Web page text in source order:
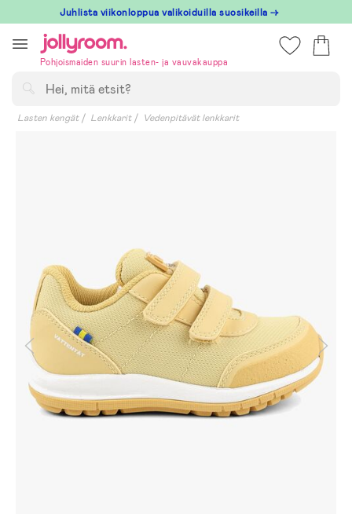
till
innehållet
Juhlista viikonloppua valikoiduilla suosikeilla →
Pohjoismaiden suurin lasten- ja vauvakauppa
Lasten kengät Lenkkarit Vedenpitävät lenkkarit